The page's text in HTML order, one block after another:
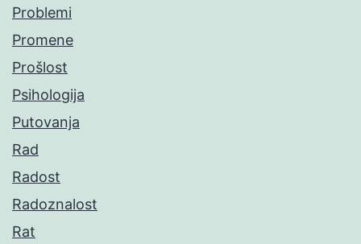
Problemi
Promene
Prošlost
Psihologija
Putovanja
Rad
Radost
Radoznalost
Rat